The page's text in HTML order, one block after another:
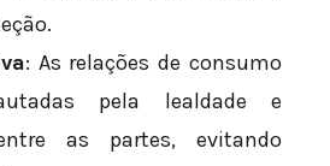
: As relações de consumo
pela lealdade e
as partes, evitando